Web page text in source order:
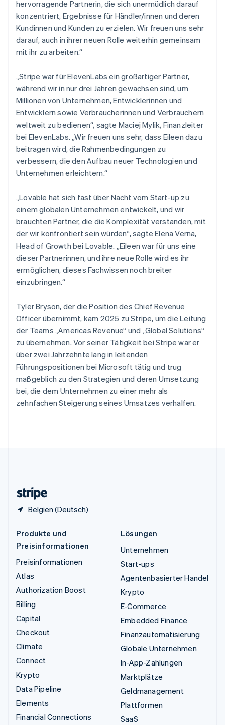
hervorragende Partnerin, die sich unermüdlich darauf
konzentriert, Ergebnisse für Händler/innen und deren
Kundinnen und Kunden zu erzielen. Wir freuen uns sehr
darauf, auch in ihrer neuen Rolle weiterhin gemeinsam
mit ihr zu arbeiten.“
„Stripe war für ElevenLabs ein großartiger Partner,
während wir in nur drei Jahren gewachsen sind, um
Millionen von Unternehmen, Entwicklerinnen und
Entwicklern sowie Verbraucherinnen und Verbrauchern
weltweit zu bedienen“, sagte Maciej Mylik, Finanzleiter
bei ElevenLabs. „Wir freuen uns sehr, dass Eileen dazu
beitragen wird, die Rahmenbedingungen zu
verbessern, die den Aufbau neuer Technologien und
Unternehmen erleichtern.“
„Lovable hat sich fast über Nacht vom Start-up zu
einem globalen Unternehmen entwickelt, und wir
brauchten Partner, die die Komplexität verstanden, mit
der wir konfrontiert sein würden“, sagte Elena Verna,
Head of Growth bei Lovable. „Eileen war für uns eine
dieser Partnerinnen, und ihre neue Rolle wird es ihr
ermöglichen, dieses Fachwissen noch breiter
einzubringen.“
Tyler Bryson, der die Position des Chief Revenue
Officer übernimmt, kam 2025 zu Stripe, um die Leitung
der Teams „Americas Revenue“ und „Global Solutions“
zu übernehmen. Vor seiner Tätigkeit bei Stripe war er
über zwei Jahrzehnte lang in leitenden
Führungspositionen bei Microsoft tätig und trug
maßgeblich zu den Strategien und deren Umsetzung
bei, die dem Unternehmen zu einer mehr als
zehnfachen Steigerung seines Umsatzes verhalfen.
Belgien (Deutsch)
Malta
English
Mexiko
EspañolEnglish
Neuseeland
Niederlande
NederlandsEnglish
Norwegen
English
Österreich
DeutschEnglish
Polen
English
Portugal
Português English
Rumänien
Schweden
Svenska English
Schweiz
Deutsch FrançaisItaliano English
Singapur
English简体中文
Slowakei
English
Slowenien
Sonderverwaltungsregion Hongkong,
China
English 简体中文
Spanien
EspañolEnglish
Thailand
ไทยEnglish
Tschechische Republik
English
Ungarn
English
Produkte und
Preisinformationen
Preisinformationen
Atlas
Authorization Boost
Billing
Capital
Checkout
Climate
Connect
Krypto
Data Pipeline
Elements
Financial Connections
Lösungen
Unternehmen
Start-ups
Agentenbasierter Handel
Krypto
E-Commerce
Embedded Finance
Finanzautomatisierung
Globale Unternehmen
In-App-Zahlungen
Marktplätze
Geldmanagement
Plattformen
SaaS